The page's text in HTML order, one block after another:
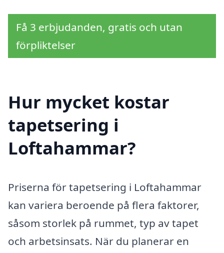
Få 3 erbjudanden, gratis och utan
förpliktelser
Hur mycket kostar
tapetsering i
Loftahammar?
Priserna för tapetsering i Loftahammar
kan variera beroende på flera faktorer,
såsom storlek på rummet, typ av tapet
och arbetsinsats. När du planerar en